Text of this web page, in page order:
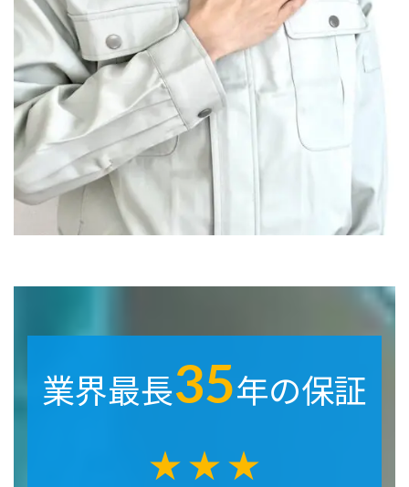
業界最長35年の保証
★ ★ ★